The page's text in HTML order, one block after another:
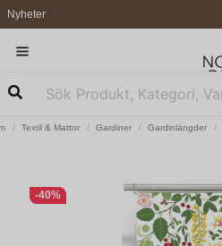
Nyheter
Textil & Mattor Gardiner Gardinlängder
-40%